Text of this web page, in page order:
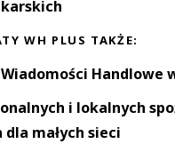
WH PLUS TAKŻE:
i lokalnych
małych sieci